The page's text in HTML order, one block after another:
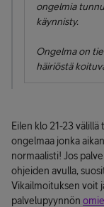
ongelmia
käynnisty.
Ongelma on
häiriöstä
Eilen klo 21-23
ongelmaa jonka
normaalisti! Jos
ohjeiden avulla,
Vikailmoituksen voit
palvelupyynnön